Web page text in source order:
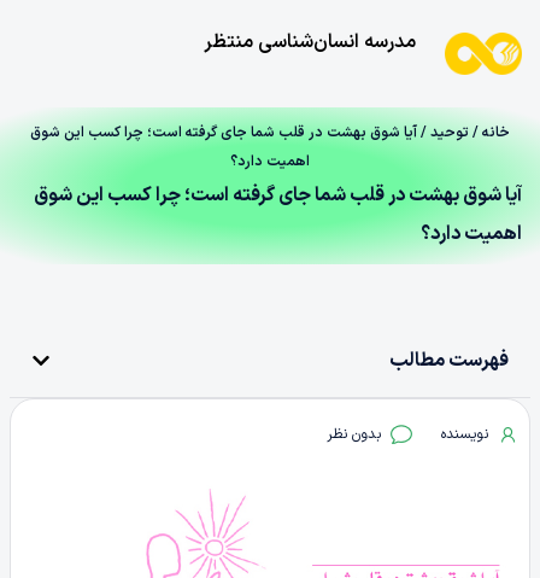
مدرسه انسان‌شناسی منتظر
خانه/ توحید/ آیا شوق بهشت در قلب شما جای گرفته است؛ چرا کسب این شوق
اهمیت دارد؟
آیا شوق بهشت در قلب شما جای گرفته است؛ چرا کسب این شوق
اهمیت دارد؟
فهرست مطالب
نویسنده بدون نظر